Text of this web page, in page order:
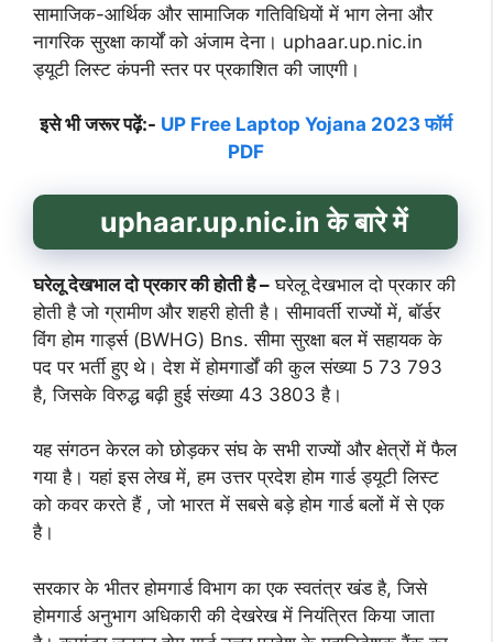
सामाजिक-आर्थिक और सामाजिक गतिविधियों में भाग लेना और
नागरिक सुरक्षा कार्यों को अंजाम देना। uphaar.up.nic.in
ड्यूटी लिस्ट कंपनी स्तर पर प्रकाशित की जाएगी।
इसे भी जरूर पढ़ें:- UP Free Laptop Yojana 2023 फॉर्म
PDF
uphaar.up.nic.inके बारे में
घरेलू देखभाल दो प्रकार की होती है – घरेलू देखभाल दो प्रकार की
होती है जो ग्रामीण और शहरी होती है। सीमावर्ती राज्यों में, बॉर्डर
विंग होम गार्ड्स (BWHG) Bns. सीमा सुरक्षा बल में सहायक के
पद पर भर्ती हुए थे। देश में होमगार्डों की कुल संख्या 5 73 793
है, जिसके विरुद्ध बढ़ी हुई संख्या 43 3803 है।
यह संगठन केरल को छोड़कर संघ के सभी राज्यों और क्षेत्रों में फैल
गया है। यहां इस लेख में, हम उत्तर प्रदेश होम गार्ड ड्यूटी लिस्ट
को कवर करते हैं , जो भारत में सबसे बड़े होम गार्ड बलों में से एक
है।
सरकार के भीतर होमगार्ड विभाग का एक स्वतंत्र खंड है, जिसे
होमगार्ड अनुभाग अधिकारी की देखरेख में नियंत्रित किया जाता